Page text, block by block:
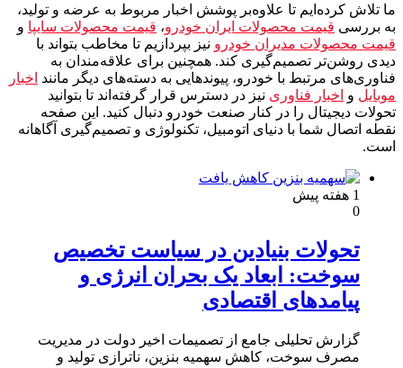
ما تلاش کرده‌ایم تا علاوه‌بر پوشش اخبار مربوط به عرضه و تولید،
به بررسی قیمت محصولات ایران خودرو، قیمت محصولات سایپا و
قیمت محصولات مدیران خودرو نیز بپردازیم تا مخاطب بتواند با
دیدی روشن‌تر تصمیم‌گیری کند. همچنین برای علاقه‌مندان به
فناوری‌های مرتبط با خودرو، پیوندهایی به دسته‌های دیگر مانند اخبار
موبایل و اخبار فناوری نیز در دسترس قرار گرفته‌اند تا بتوانید
تحولات دیجیتال را در کنار صنعت خودرو دنبال کنید. این صفحه
نقطه اتصال شما با دنیای اتومبیل، تکنولوژی و تصمیم‌گیری آگاهانه
است.
1 هفته پیش
0
تحولات بنیادین در سیاست تخصیص
سوخت: ابعاد یک بحران انرژی و
پیامدهای اقتصادی
گزارش تحلیلی جامع از تصمیمات اخیر دولت در مدیریت
مصرف سوخت، کاهش سهمیه بنزین، ناترازی تولید و